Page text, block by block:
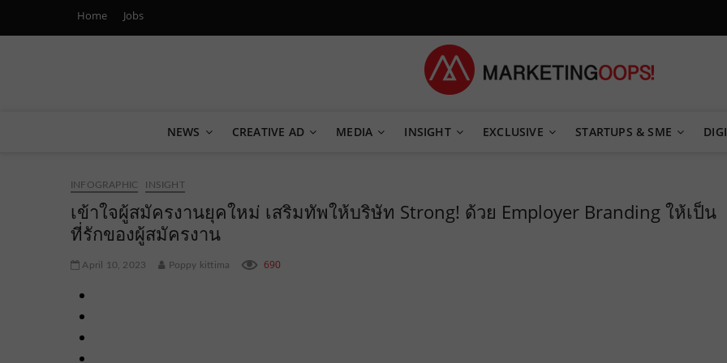
Home Jobs
Marketing Oops!
NEWS CREATIVE AD MEDIA INSIGHT EXCLUSIVE STARTUPS & SME
INFOGRAPHIC INSIGHT
เข้าใจผู้สมัครงานยุคใหม่ เสริมทัพให้บริษัท Strong! ด้วย Employer Branding ให้เป็น
ที่รักของผู้สมัครงาน
April 10, 2023 Poppy kittima 690